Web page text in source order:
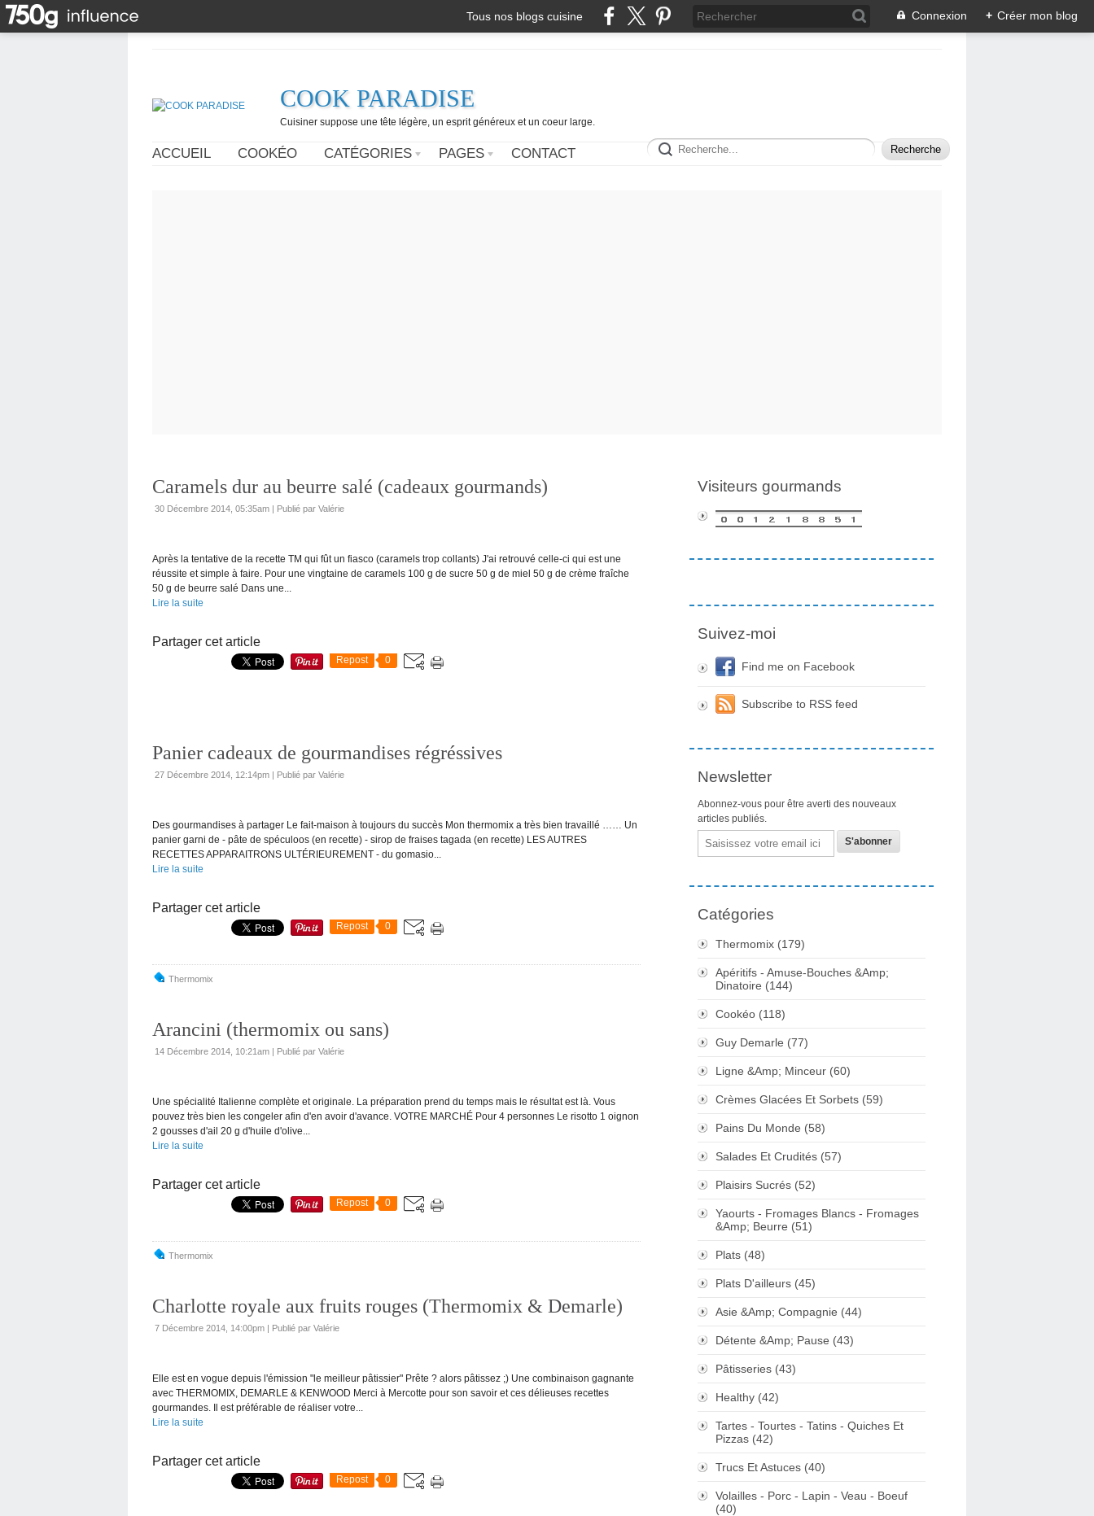
Tous nos blogs cuisine Connexion + Créer mon blog
COOK PARADISE
Cuisiner suppose une tête légère, un esprit généreux et un coeur large.
ACCUEIL COOKÉO CATÉGORIES PAGES CONTACT
Caramels dur au beurre salé (cadeaux gourmands)
30 Décembre 2014, 05:35am | Publié par Valérie
Après la tentative de la recette TM qui fût un fiasco (caramels trop collants) J'ai retrouvé celle-ci qui est une
réussite et simple à faire. Pour une vingtaine de caramels 100 g de sucre 50 g de miel 50 g de crème fraîche
50 g de beurre salé Dans une...
Lire la suite
Partager cet article
Repost 0
Panier cadeaux de gourmandises régréssives
27 Décembre 2014, 12:14pm | Publié par Valérie
Des gourmandises à partager Le fait-maison à toujours du succès Mon thermomix a très bien travaillé …… Un
panier garni de - pâte de spéculoos (en recette) - sirop de fraises tagada (en recette) LES AUTRES
RECETTES APPARAITRONS ULTÉRIEUREMENT - du gomasio...
Lire la suite
Partager cet article
Repost 0
Thermomix
Arancini (thermomix ou sans)
14 Décembre 2014, 10:21am | Publié par Valérie
Une spécialité Italienne complète et originale. La préparation prend du temps mais le résultat est là. Vous
pouvez très bien les congeler afin d'en avoir d'avance. VOTRE MARCHÉ Pour 4 personnes Le risotto 1 oignon
2 gousses d'ail 20 g d'huile d'olive...
Lire la suite
Partager cet article
Repost 0
Thermomix
Charlotte royale aux fruits rouges (Thermomix & Demarle)
7 Décembre 2014, 14:00pm | Publié par Valérie
Elle est en vogue depuis l'émission "le meilleur pâtissier" Prête ? alors pâtissez ;) Une combinaison gagnante
avec THERMOMIX, DEMARLE & KENWOOD Merci à Mercotte pour son savoir et ces délieuses recettes
gourmandes. Il est préférable de réaliser votre...
Lire la suite
Partager cet article
Repost 0
Visiteurs gourmands
Suivez-moi
Find me on Facebook
Subscribe to RSS feed
Newsletter
Abonnez-vous pour être averti des nouveaux
articles publiés.
Email
Catégories
Thermomix (179)
Apéritifs - Amuse-Bouches &Amp;
Dinatoire (144)
Cookéo (118)
Guy Demarle (77)
Ligne &Amp; Minceur (60)
Crèmes Glacées Et Sorbets (59)
Pains Du Monde (58)
Salades Et Crudités (57)
Plaisirs Sucrés (52)
Yaourts - Fromages Blancs - Fromages
&Amp; Beurre (51)
Plats (48)
Plats D'ailleurs (45)
Asie &Amp; Compagnie (44)
Détente &Amp; Pause (43)
Pâtisseries (43)
Healthy (42)
Tartes - Tourtes - Tatins - Quiches Et
Pizzas (42)
Trucs Et Astuces (40)
Volailles - Porc - Lapin - Veau - Boeuf
(40)